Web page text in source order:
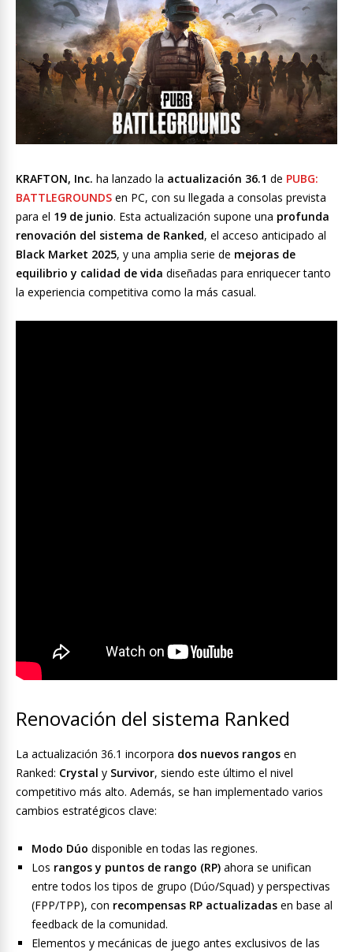
KRAFTON, Inc. ha lanzado la actualización 36.1 de PUBG:
BATTLEGROUNDS en PC, con su llegada a consolas prevista
para el 19 de junio. Esta actualización supone una profunda
renovación del sistema de Ranked, el acceso anticipado al
Black Market 2025, y una amplia serie de mejoras de
equilibrio y calidad de vida diseñadas para enriquecer tanto
la experiencia competitiva como la más casual.
Renovación del sistema Ranked
La actualización 36.1 incorpora dos nuevos rangos en
Ranked: Crystal y Survivor, siendo este último el nivel
competitivo más alto. Además, se han implementado varios
cambios estratégicos clave:
Modo Dúo disponible en todas las regiones.
Los rangos y puntos de rango (RP) ahora se unifican
entre todos los tipos de grupo (Dúo/Squad) y perspectivas
(FPP/TPP), con recompensas RP actualizadas en base al
feedback de la comunidad.
Elementos y mecánicas de juego antes exclusivos de las